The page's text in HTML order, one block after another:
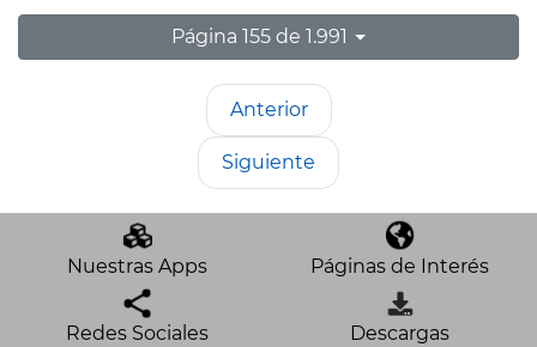
Página 155 de 1.991
Anterior
Siguiente
Nuestras Apps Páginas de Interés
Redes Sociales Descargas